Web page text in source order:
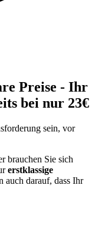
Preise - Ihr
bei nur 23€
sein, vor
brauchen Sie sich
erstklassige
auch darauf, dass Ihr